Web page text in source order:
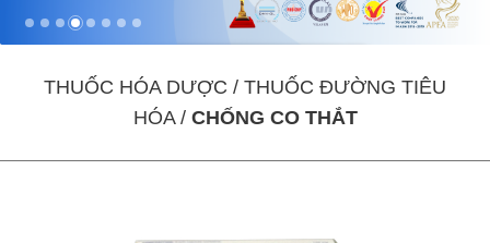
THUỐC HÓA DƯỢC / THUỐC ĐƯỜNG TIÊU
HÓA / CHỐNG CO THẮT